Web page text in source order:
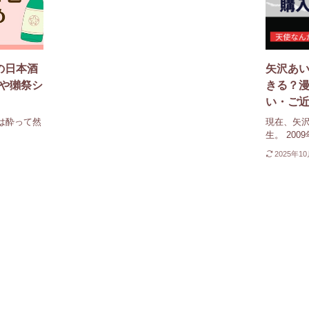
日本酒
獺祭シ
酔って然
矢沢あ
きる？
い・ご
現在、矢
生。 2009
2025年10